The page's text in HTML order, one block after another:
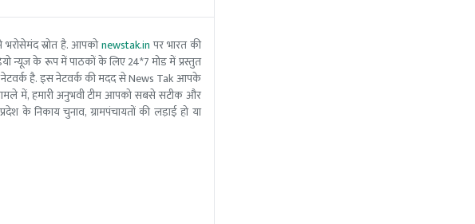
भरोसेमंद स्रोत है. आपकोnewstak.in पर भारत की
न्यूज के रूप में पाठकों के लिए 24*7 मोड में प्रस्तुत
नेटवर्क है. इस नेटवर्क की मदद से News Tak आपके
मामले में, हमारी अनुभवी टीम आपको सबसे सटीक और
के निकाय चुनाव, ग्रामपंचायतों की लड़ाई हो या